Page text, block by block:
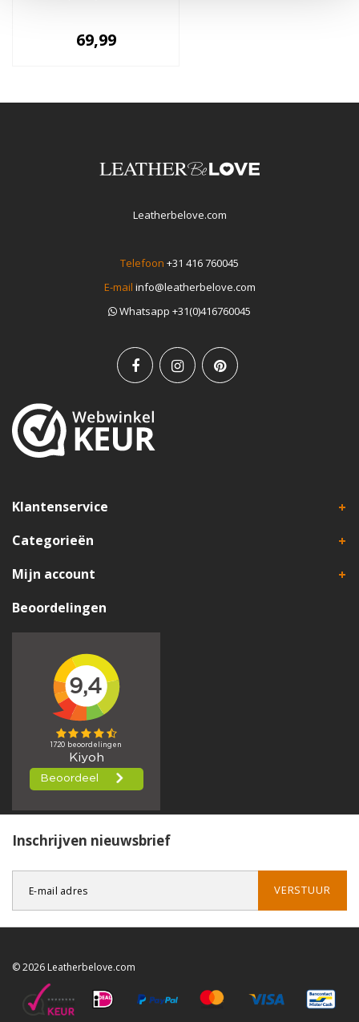
69,99
Leatherbelove.com
Telefoon +31 416 760045
E-mail info@leatherbelove.com
Whatsapp +31(0)416760045
Klantenservice
Categorieën
Mijn account
Beoordelingen
Inschrijven nieuwsbrief
VERSTUUR
© 2026 Leatherbelove.com